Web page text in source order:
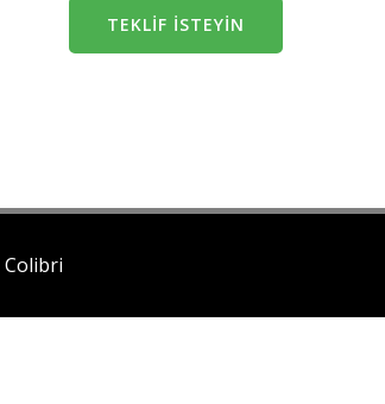
TEKLIF İSTEYIN
Colibri